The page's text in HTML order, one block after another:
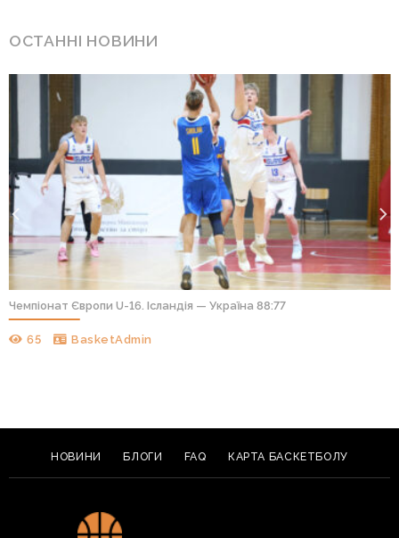
ОСТАННІ НОВИНИ
Чемпіонат Європи U-16. Ісландія — Україна 88:77
65 BasketAdmin
НОВИНИ БЛОГИ FAQ КАРТА БАСКЕТБОЛУ